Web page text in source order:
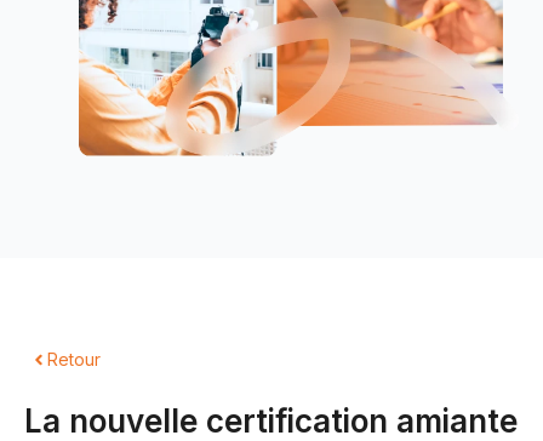
Retour
La nouvelle certification amiante